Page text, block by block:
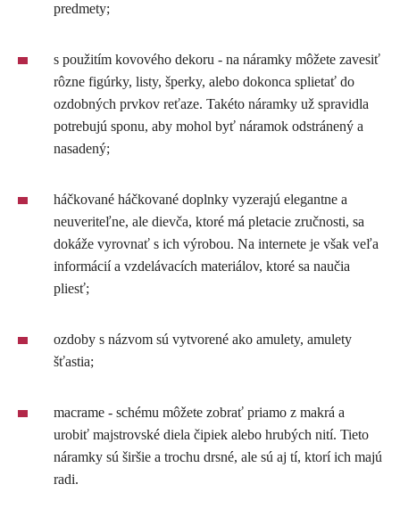
predmety;
s použitím kovového dekoru - na náramky môžete zavesiť
rôzne figúrky, listy, šperky, alebo dokonca splietať do
ozdobných prvkov reťaze. Takéto náramky už spravidla
potrebujú sponu, aby mohol byť náramok odstránený a
nasadený;
háčkované háčkované doplnky vyzerajú elegantne a
neuveriteľne, ale dievča, ktoré má pletacie zručnosti, sa
dokáže vyrovnať s ich výrobou. Na internete je však veľa
informácií a vzdelávacích materiálov, ktoré sa naučia
pliesť;
ozdoby s názvom sú vytvorené ako amulety, amulety
šťastia;
macrame - schému môžete zobrať priamo z makrá a
urobiť majstrovské diela čipiek alebo hrubých nití. Tieto
náramky sú širšie a trochu drsné, ale sú aj tí, ktorí ich majú
radi.